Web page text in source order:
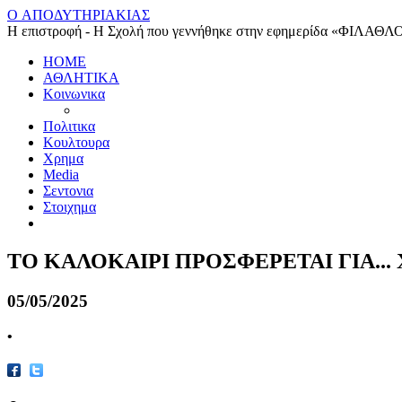
O ΑΠΟΔΥΤΗΡΙΑΚΙΑΣ
Η επιστροφή - Η Σχολή που γεννήθηκε στην εφημερίδα
HOME
ΑΘΛΗΤΙΚΑ
Κοινωνικα
Πολιτικα
Κουλτουρα
Χρημα
Media
Σεντονια
Στοιχημα
ΤΟ ΚΑΛΟΚΑΙΡΙ ΠΡΟΣΦΕΡΕΤΑΙ
05/05/2025
•